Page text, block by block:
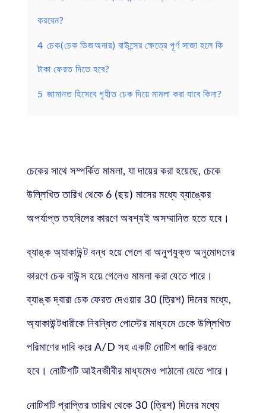
করবেন?
4 চেক(চেক ডিজঅনার) বাউন্সের ক্ষেত্রে পূর্ণ সাজা হলে কি
টাকা ফেরত দিতে হবে?
5 জামানত হিসেবে গৃহীত চেক দিয়ে মামলা করা যাবে কিনা?
চেকের সাথে সম্পর্কিত মামলা, যা দায়ের করা হয়েছে, চেকে
উল্লিখিত তারিখ থেকে 6 (ছয়) মাসের মধ্যে ব্যাঙ্কের
অপর্যাপ্ত তহবিলের কারণে অবশ্যই অসম্মানিত হতে হবে।
ব্যাঙ্ক অ্যাকাউন্ট বন্ধ হয়ে গেলে বা অনুপযুক্ত অনুমোদনের
কারণে চেক বাউন্স হয়ে গেলেও মামলা করা যেতে পারে।
ব্যাঙ্ক দ্বারা চেক ফেরত দেওয়ার 30 (ত্রিশ) দিনের মধ্যে,
অ্যাকাউন্টধারীকে নিবন্ধিত পোস্টের মাধ্যমে চেকে উল্লিখিত
পরিমাণের দাবি করে A/D সহ একটি নোটিশ জারি করতে
হবে। নোটিশটি আইনজীবীর মাধ্যমেও পাঠানো যেতে পারে।
নোটিশটি প্রাপ্তির তারিখ থেকে 30 (ত্রিশ) দিনের মধ্যে